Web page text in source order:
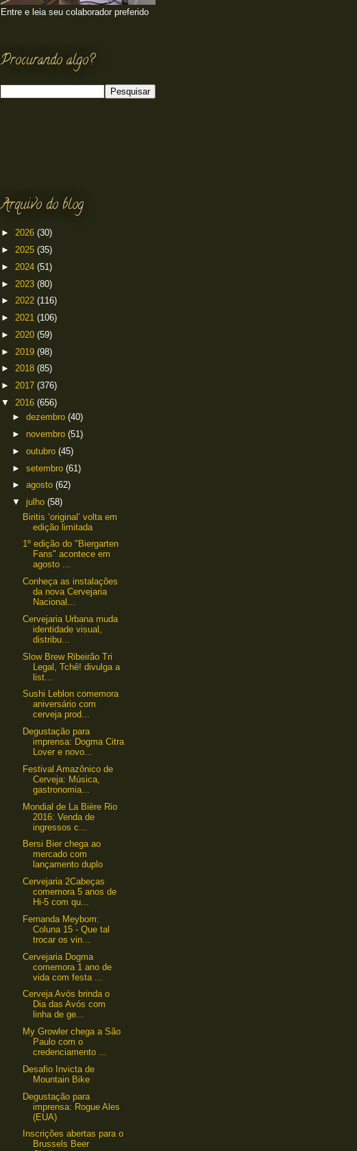
Entre e leia seu colaborador preferido
Procurando algo?
Arquivo do blog
► 2026 (30)
► 2025 (35)
► 2024 (51)
► 2023 (80)
► 2022 (116)
► 2021 (106)
► 2020 (59)
► 2019 (98)
► 2018 (85)
► 2017 (376)
▼ 2016 (656)
► dezembro (40)
► novembro (51)
► outubro (45)
► setembro (61)
► agosto (62)
▼ julho (58)
Biritis ‘original’ volta em
edição limitada
1º edição do "Biergarten
Fans" acontece em
agosto ...
Conheça as instalações
da nova Cervejaria
Nacional...
Cervejaria Urbana muda
identidade visual,
distribu...
Slow Brew Ribeirão Tri
Legal, Tchê! divulga a
list...
Sushi Leblon comemora
aniversário com
cerveja prod...
Degustação para
imprensa: Dogma Citra
Lover e novo...
Festival Amazônico de
Cerveja: Música,
gastronomia...
Mondial de La Bière Rio
2016: Venda de
ingressos c...
Bersi Bier chega ao
mercado com
lançamento duplo
Cervejaria 2Cabeças
comemora 5 anos de
Hi-5 com qu...
Fernanda Meybom:
Coluna 15 - Que tal
trocar os vin...
Cervejaria Dogma
comemora 1 ano de
vida com festa ...
Cerveja Avós brinda o
Dia das Avós com
linha de ge...
My Growler chega a São
Paulo com o
credenciamento ...
Desafio Invicta de
Mountain Bike
Degustação para
imprensa: Rogue Ales
(EUA)
Inscrições abertas para o
Brussels Beer